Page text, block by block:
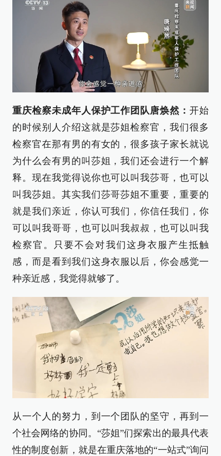
重庆检察未成年人保护工作团队唐焕然：开始
的时候别人介绍这就是莎姐检察官，我们很多
检察官在那有男的有女的，很多孩子家长就说
为什么会有男的叫莎姐，我们还会进行一个解
释。现在我觉得说你也可以叫我莎哥，也可以
叫我莎姐。其实我们莎哥莎姐不重要，重要的
就是我们亲近，你认可我们，你信任我们，你
可以叫我哥哥，也可以叫我叔叔，也可以叫我
检察官。只要不会对我们这身衣服产生抵触
感，而是看到我们这身衣服以后，你会感觉一
种亲近感，我觉得就够了。
从一个人的努力，到一个团队的坚守，再到一
个社会网络的协同。“莎姐”们探索出的最具代表
性的制度创新，就是在重庆落地的“一站式”询问